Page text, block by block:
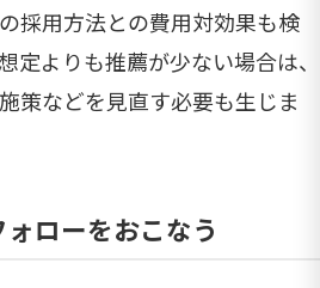
採用方法との費用対効果も検
定よりも推薦が少ない場合は、
策などを見直す必要も生じま
ローをおこなう